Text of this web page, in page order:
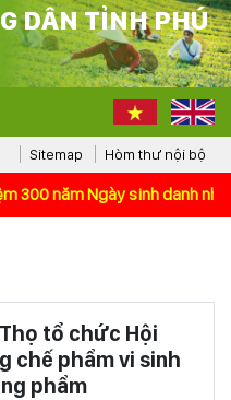
DÂN TỈNH PHÚ
Sitemap Hòm thư nội bộ
Ngày sinh danh nhân văn
tổ chức Hội
chế phẩm vi sinh
phẩm